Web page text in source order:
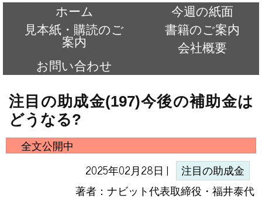
ホーム
今週の紙面
見本紙・購読のご
案内
書籍のご案内
会社概要
お問い合わせ
注目の助成金(197)今後の補助金は
どうなる?
全文公開中
2025年02月28日 |
注目の助成金
著者：ナビット代表取締役・福井泰代